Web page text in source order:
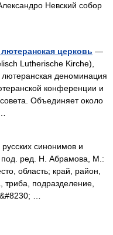
Невский собор
церковь —
Lutherische Kirche),
деноминация
конференции и
Объединяет около
синонимов и
ред. Н. Абрамова, М.:
область; край, район,
триба, подразделение,
…